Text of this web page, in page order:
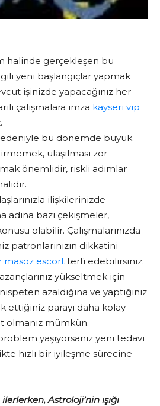
halinde gerçekleşen bu
yeni başlangıçlar yapmak
işinizde yapacağınız her
çalışmalara imza kayseri vip
nedeniyle bu dönemde büyük
ulaşılması zor
önemlidir, riskli adımlar
ilişkilerinizde
adına bazı çekişmeler,
olabilir. Çalışmalarınızda
patronlarınızın dikkatini
masöz escort terfi edebilirsiniz.
yükseltmek için
azaldığına ve yaptığınız
ettiğiniz parayı daha kolay
olmanız mümkün.
yaşıyorsanız yeni tedavi
hızlı bir iyileşme sürecine
Astroloji’nin ışığı